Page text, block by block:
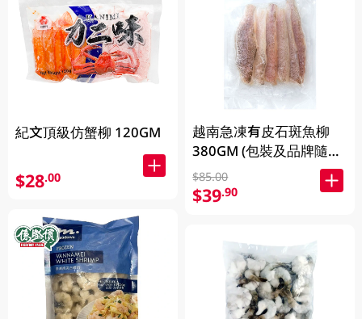
紀文頂級仿蟹柳 120GM
$28.00
越南急凍有皮石斑魚柳
380GM (包裝及品牌隨機
發放)
$85.00
$39.90